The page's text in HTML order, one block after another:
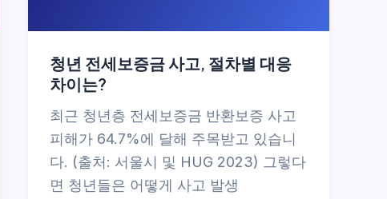
청년 전세보증금 사고, 절차별 대응
차이는?
최근 청년층 전세보증금 반환보증 사고
피해가 64.7%에 달해 주목받고 있습니
다. (출처: 서울시 및 HUG 2023) 그렇다
면 청년들은 어떻게 사고 발생